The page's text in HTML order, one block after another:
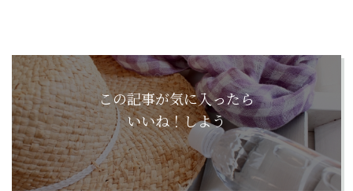
この記事が気に入ったら
いいね！しよう